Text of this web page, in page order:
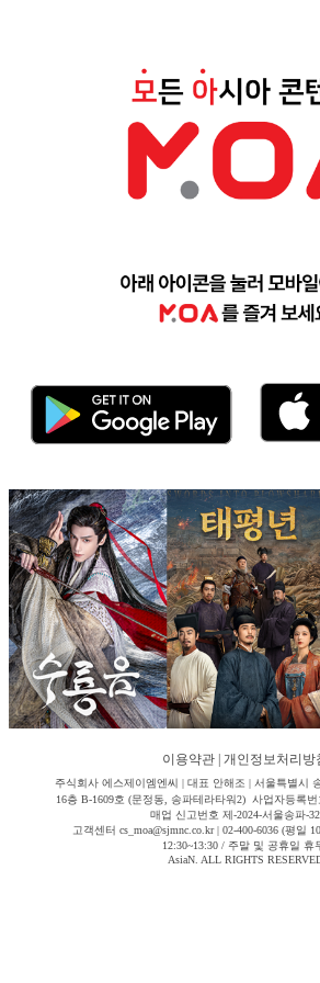
이용약관 개인정보처리방
주식회사 에스제이엠엔씨 | 대표 안해조 | 서울특별시
16층 B-1609호 (문정동, 송파테라타워2) 사업자등록번
매업 신고번호 제-2024-서울송파-
고객센터 cs_moa@sjmnc.co.kr | 02-400-6036 (평일
12:30~13:30 / 주말 및 공휴일 휴
AsiaN. ALL RIGHTS